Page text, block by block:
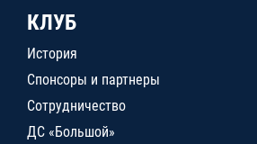
КЛУБ
История
Спонсоры и партнеры
Сотрудничество
ДС «Большой»